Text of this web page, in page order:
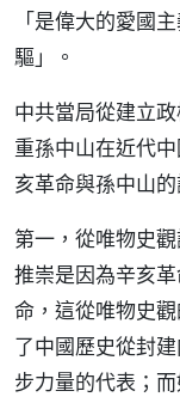
「是偉大的愛國
驅」。
中共當局從建立
重孫中山在近代
亥革命與孫中山
第一，從唯物史
推崇是因為辛亥
命，這從唯物史
了中國歷史從封
步力量的代表；